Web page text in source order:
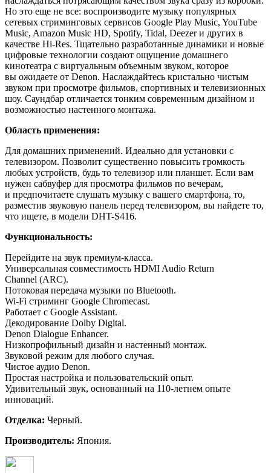
Но это еще не все: воспроизводите музыку популярных
сетевых стриминговых сервисов Google Play Music, YouTube
Music, Amazon Music HD, Spotify, Tidal, Deezer и других в
качестве Hi-Res. Тщательно разработанные динамики и новые
цифровые технологии создают ощущение домашнего
кинотеатра с виртуальным объемным звуком, которое
вы ожидаете от Denon. Наслаждайтесь кристально чистым
звуком при просмотре фильмов, спортивных и телевизионных
шоу. Саундбар отличается тонким современным дизайном и
возможностью настенного монтажа.
Область применения:
Для домашних применений. Идеально для установки с
телевизором. Позволит существенно повысить громкость
любых устройств, будь то телевизор или планшет. Если вам
нужен сабвуфер для просмотра фильмов по вечерам,
и предпочитаете слушать музыку с вашего смартфона, то,
разместив звуковую панель перед телевизором, вы найдете то,
что ищете, в модели DHT-S416.
Функциональность:
Перейдите на звук премиум-класса.
Универсальная совместимость HDMI Audio Return
Channel (ARC).
Потоковая передача музыки по Bluetooth.
Wi-Fi стриминг Google Chromecast.
Работает с Google Assistant.
Декодирование Dolby Digital.
Denon Dialogue Enhancer.
Низкопрофильный дизайн и настенный монтаж.
Звуковой режим для любого случая.
Чистое аудио Denon.
Простая настройка и пользовательский опыт.
Удивительный звук, основанный на 110-летнем опыте
инноваций.
Отделка: Черный.
Производитель: Япония.